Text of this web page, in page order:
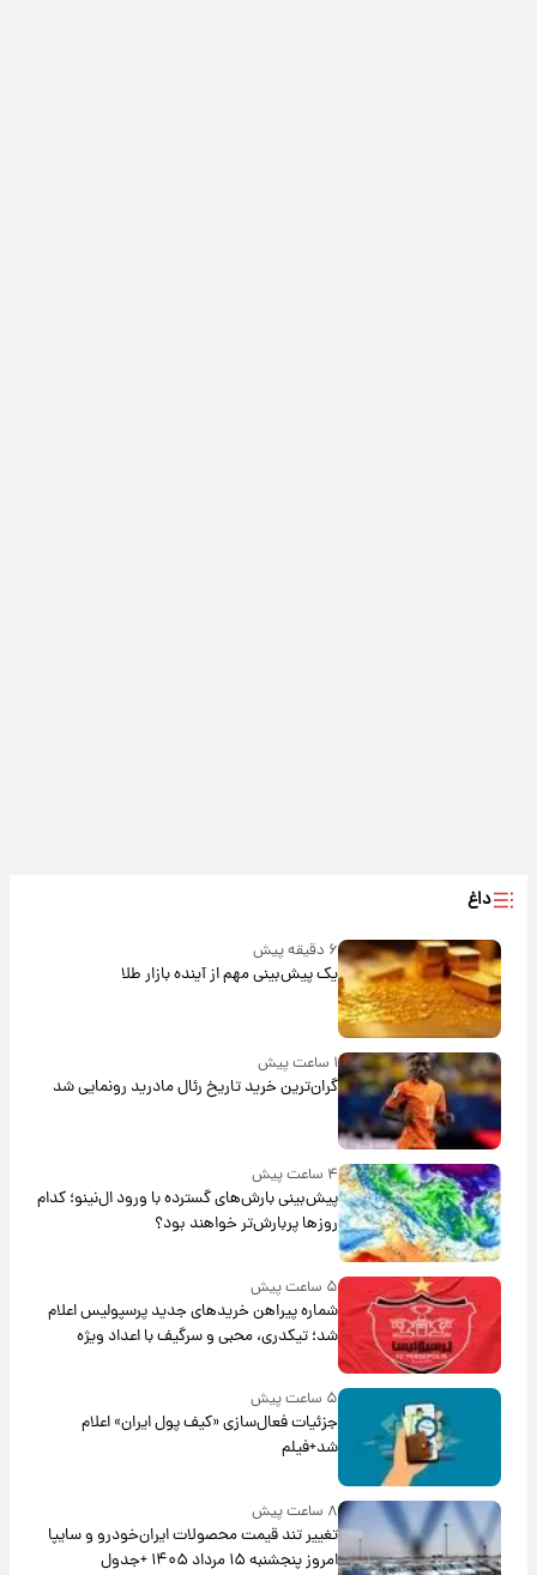
داغ
۶ دقیقه پیش
یک پیش‌بینی مهم از آینده بازار طلا
۱ ساعت پیش
گران‌ترین خرید تاریخ رئال مادرید رونمایی شد
۴ ساعت پیش
پیش‌بینی بارش‌های گسترده با ورود ال‌نینو؛ کدام
روزها پربارش‌تر خواهند بود؟
۵ ساعت پیش
شماره پیراهن خریدهای جدید پرسپولیس اعلام
شد؛ تیکدری، محبی و سرگیف با اعداد ویژه
۵ ساعت پیش
جزئیات فعال‌سازی «کیف پول ایران» اعلام
شد+فیلم
۸ ساعت پیش
تغییر تند قیمت محصولات ایران‌خودرو و سایپا
امروز پنجشنبه ۱۵ مرداد ۱۴۰۵ +جدول